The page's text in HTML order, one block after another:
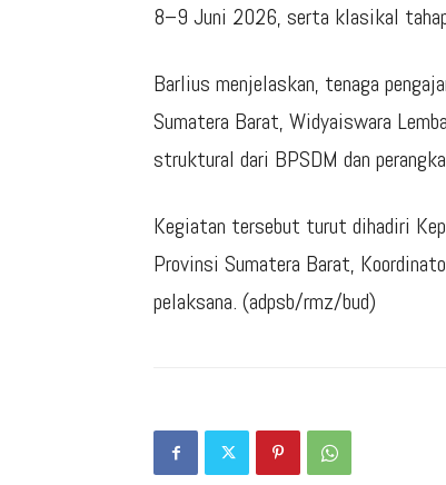
8–9 Juni 2026, serta klasikal
Barlius menjelaskan, tenaga
Sumatera Barat, Widyaiswara
struktural dari BPSDM dan
Kegiatan tersebut turut dihadiri
Provinsi Sumatera Barat,
pelaksana. (adpsb/rmz/bud)